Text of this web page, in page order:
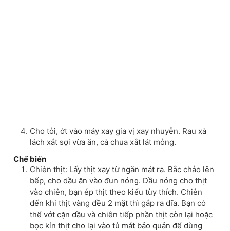
Cho tỏi, ớt vào máy xay gia vị xay nhuyễn. Rau xà
lách xắt sợi vừa ăn, cà chua xắt lát mỏng.
Chế biến
Chiên thịt: Lấy thịt xay từ ngăn mát ra. Bắc chảo lên
bếp, cho dầu ăn vào đun nóng. Dầu nóng cho thịt
vào chiên, bạn ép thịt theo kiểu tùy thích. Chiên
đến khi thịt vàng đều 2 mặt thì gắp ra dĩa. Bạn có
thể vớt cặn dầu và chiên tiếp phần thịt còn lại hoặc
bọc kín thịt cho lại vào tủ mát bảo quản để dùng